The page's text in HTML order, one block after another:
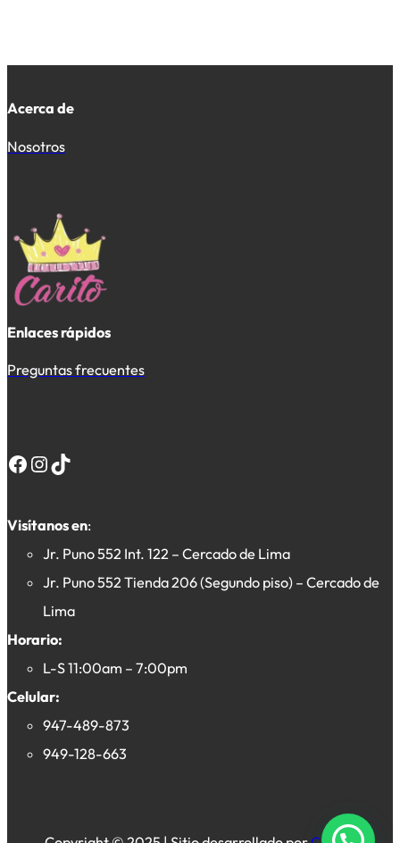
Acerca de
Nosotros
Enlaces rápidos
Preguntas frecuentes
Facebook InstagramTikTok
Visítanos en:
Jr. Puno 552 Int. 122 – Cercado de Lima
Jr. Puno 552 Tienda 206 (Segundo piso) – Cercado de
Lima
Horario:
L-S 11:00am – 7:00pm
Celular:
947-489-873
949-128-663